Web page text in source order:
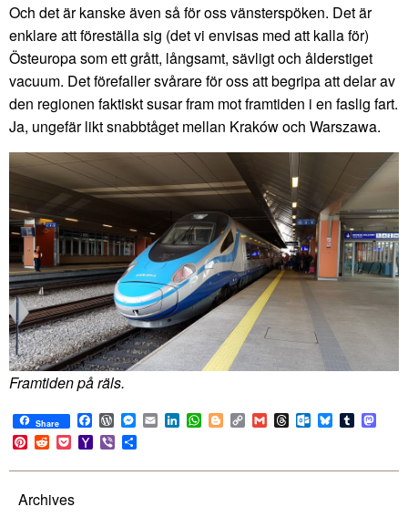
Och det är kanske även så för oss vänsterspöken. Det är
enklare att föreställa sig (det vi envisas med att kalla för)
Östeuropa som ett grått, långsamt, sävligt och ålderstiget
vacuum. Det förefaller svårare för oss att begripa att delar av
den regionen faktiskt susar fram mot framtiden i en faslig fart.
Ja, ungefär likt snabbtåget mellan Kraków och Warszawa.
Framtiden på räls.
Share Facebook
WordPress
Messenger
EmailLinkedIn
WhatsApp
BloggerCopy
Link
GmailThreadsOutlook.com
BlueskyTumblr
Pinterest
RedditPocketYahoo
Mail
Viber
Archives